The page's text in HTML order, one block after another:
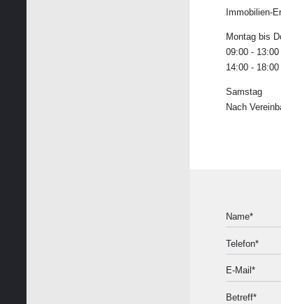
Immobilien-
Montag bis
09:00 - 13:00
14:00 - 18:00
Samstag
Nach